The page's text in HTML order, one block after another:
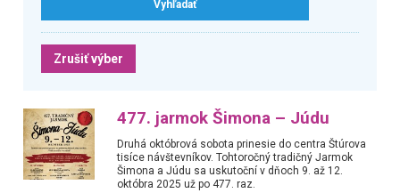
Zrušiť výber
477. jarmok Šimona – Júdu
Druhá októbrová sobota prinesie do centra Štúrova
tisíce návštevníkov. Tohtoročný tradičný Jarmok
Šimona a Júdu sa uskutoční v dňoch 9. až 12.
októbra 2025 už po 477. raz.